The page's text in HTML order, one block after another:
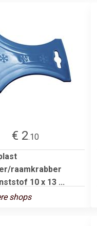
€ 2.10
raamkrabber
10 x 13 ...
shops